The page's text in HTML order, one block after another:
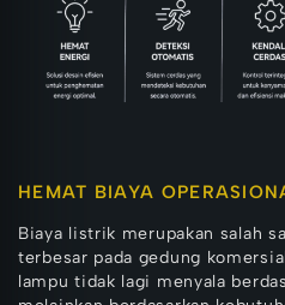
HEMAT BIAYA
Biaya listrik merupakan salah
terbesar pada gedung
lampu tidak lagi menyala